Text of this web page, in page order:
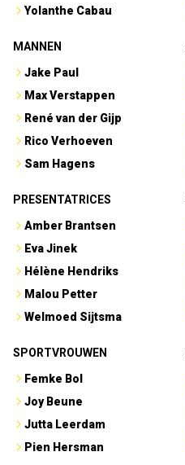
Yolanthe Cabau
MANNEN
Jake Paul
Max Verstappen
René van der Gijp
Rico Verhoeven
Sam Hagens
PRESENTATRICES
Amber Brantsen
Eva Jinek
Hélène Hendriks
Malou Petter
Welmoed Sijtsma
SPORTVROUWEN
Femke Bol
Joy Beune
Jutta Leerdam
Pien Hersman